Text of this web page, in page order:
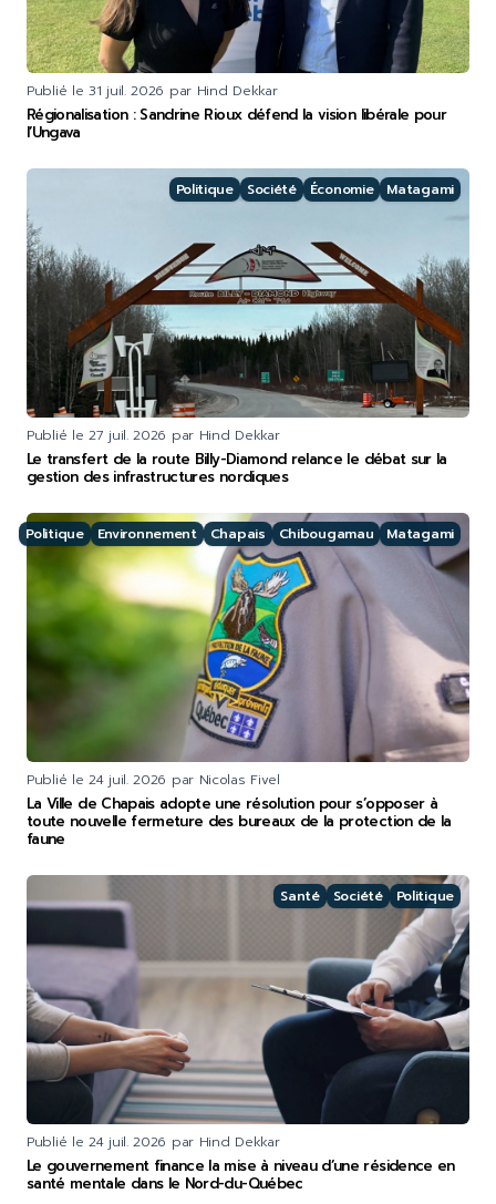
Publié le 31 juil. 2026 par Hind Dekkar
Régionalisation : Sandrine Rioux défend la vision libérale pour
l’Ungava
Politique Société Économie Matagami
Publié le 27 juil. 2026 par Hind Dekkar
Le transfert de la route Billy-Diamond relance le débat sur la
gestion des infrastructures nordiques
Politique Environnement Chapais Chibougamau Matagami
Publié le 24 juil. 2026 par Nicolas Fivel
La Ville de Chapais adopte une résolution pour s’opposer à
toute nouvelle fermeture des bureaux de la protection de la
faune
Santé Société Politique
Publié le 24 juil. 2026 par Hind Dekkar
Le gouvernement finance la mise à niveau d’une résidence en
santé mentale dans le Nord-du-Québec